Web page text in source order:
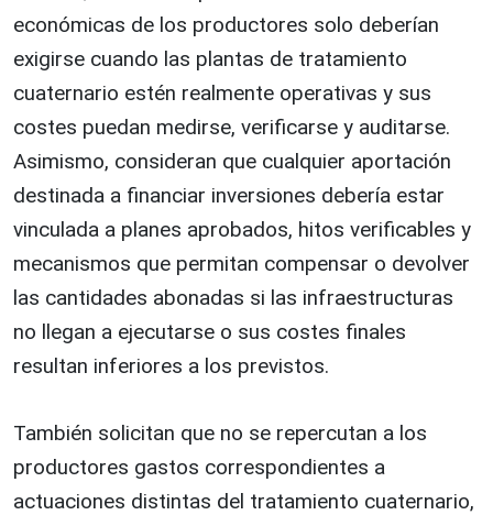
económicas de los productores solo deberían
exigirse cuando las plantas de tratamiento
cuaternario estén realmente operativas y sus
costes puedan medirse, verificarse y auditarse.
Asimismo, consideran que cualquier aportación
destinada a financiar inversiones debería estar
vinculada a planes aprobados, hitos verificables y
mecanismos que permitan compensar o devolver
las cantidades abonadas si las infraestructuras
no llegan a ejecutarse o sus costes finales
resultan inferiores a los previstos.
También solicitan que no se repercutan a los
productores gastos correspondientes a
actuaciones distintas del tratamiento cuaternario,